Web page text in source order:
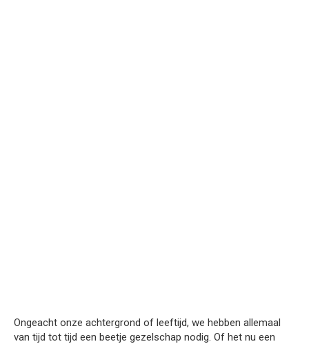
Ongeacht onze achtergrond of leeftijd, we hebben allemaal
van tijd tot tijd een beetje gezelschap nodig. Of het nu een